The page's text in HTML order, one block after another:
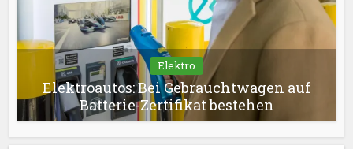
Elektro
Elektroautos: Bei Gebrauchtwagen auf
Batterie-Zertifikat bestehen